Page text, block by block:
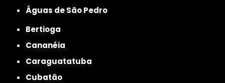
Águas de São Pedro
Bertioga
Cananéia
Caraguatatuba
Cubatão